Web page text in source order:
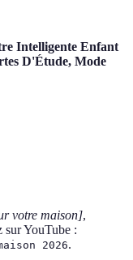
Intelligente Enfant
D'Étude, Mode
votre maison],
sur YouTube :
2026.